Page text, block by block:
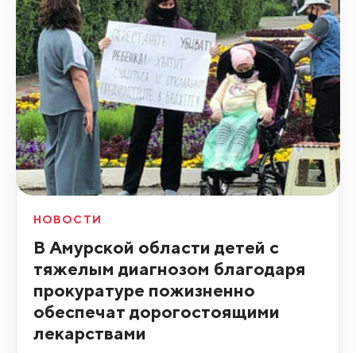
НОВОСТИ
В Амурской области детей с
тяжелым диагнозом благодаря
прокуратуре пожизненно
обеспечат дорогостоящими
лекарствами